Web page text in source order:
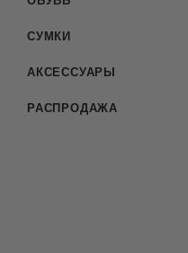
СУМКИ
АКСЕССУАРЫ
РАСПРОДАЖА